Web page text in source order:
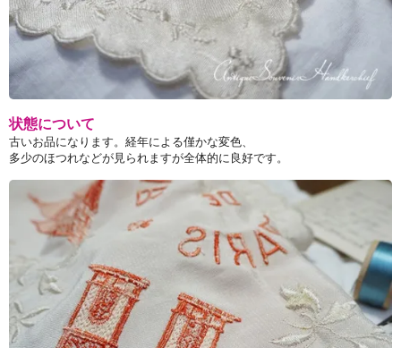
状態について
古いお品になります。経年による僅かな変色、
多少のほつれなどが見られますが全体的に良好です。